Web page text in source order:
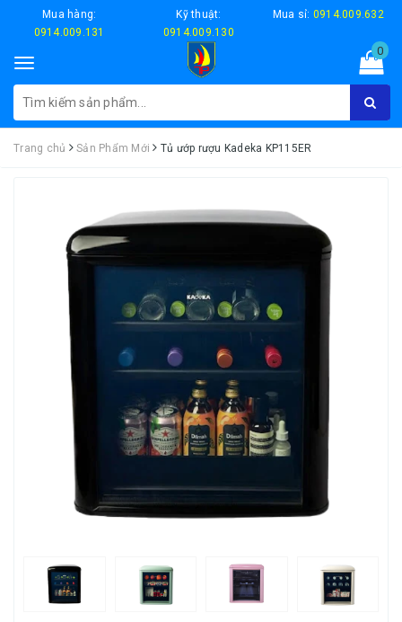
Mua hàng:
0914.009.131
Kỹ thuật:
0914.009.130
Mua sỉ: 0914.009.632
Toggle
navigation
0
Trang chủ Sản Phẩm Mới Tủ ướp rượu Kadeka KP115ER